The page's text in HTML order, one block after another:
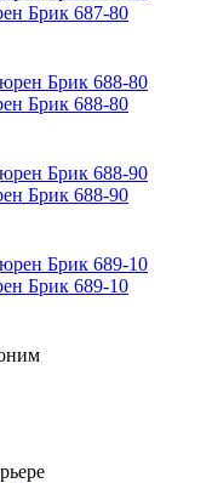
Брик 687-80
Брик 688-80
Брик 688-90
Брик 689-10